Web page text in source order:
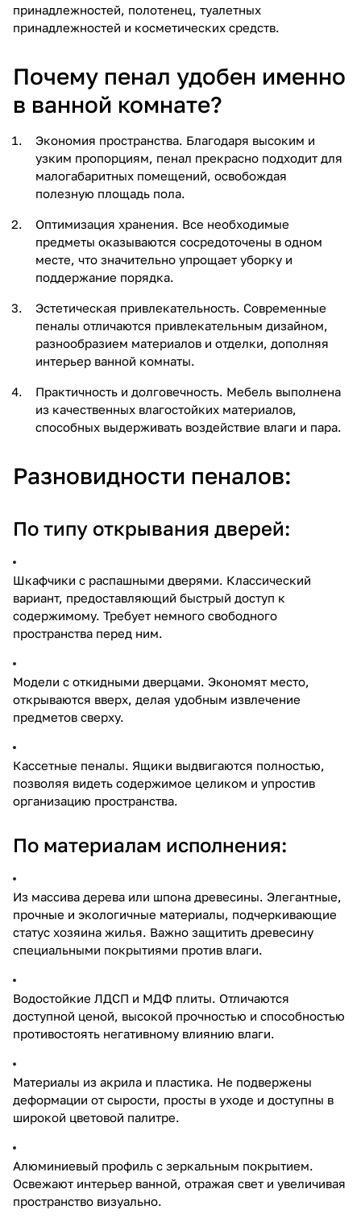
принадлежностей, полотенец, туалетных
принадлежностей и косметических средств.
Почему пенал удобен именно
в ванной комнате?
Экономия пространства. Благодаря высоким и
узким пропорциям, пенал прекрасно подходит для
малогабаритных помещений, освобождая
полезную площадь пола.
Оптимизация хранения. Все необходимые
предметы оказываются сосредоточены в одном
месте, что значительно упрощает уборку и
поддержание порядка.
Эстетическая привлекательность. Современные
пеналы отличаются привлекательным дизайном,
разнообразием материалов и отделки, дополняя
интерьер ванной комнаты.
Практичность и долговечность. Мебель выполнена
из качественных влагостойких материалов,
способных выдерживать воздействие влаги и пара.
Разновидности пеналов:
По типу открывания дверей:
Шкафчики с распашными дверями. Классический
вариант, предоставляющий быстрый доступ к
содержимому. Требует немного свободного
пространства перед ним.
Модели с откидными дверцами. Экономят место,
открываются вверх, делая удобным извлечение
предметов сверху.
Кассетные пеналы. Ящики выдвигаются полностью,
позволяя видеть содержимое целиком и упростив
организацию пространства.
По материалам исполнения:
Из массива дерева или шпона древесины. Элегантные,
прочные и экологичные материалы, подчеркивающие
статус хозяина жилья. Важно защитить древесину
специальными покрытиями против влаги.
Водостойкие ЛДСП и МДФ плиты. Отличаются
доступной ценой, высокой прочностью и способностью
противостоять негативному влиянию влаги.
Материалы из акрила и пластика. Не подвержены
деформации от сырости, просты в уходе и доступны в
широкой цветовой палитре.
Алюминиевый профиль с зеркальным покрытием.
Освежают интерьер ванной, отражая свет и увеличивая
пространство визуально.